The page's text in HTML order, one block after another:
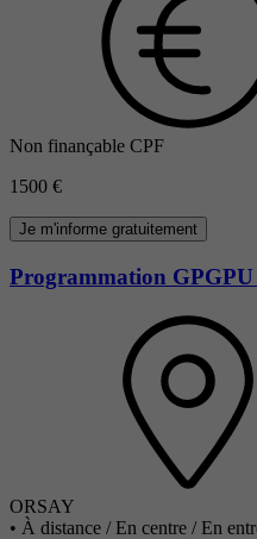
Non finançable CPF
1500 €
Je m'informe gratuitement
Programmation
ORSAY
• À distance / En centre / En